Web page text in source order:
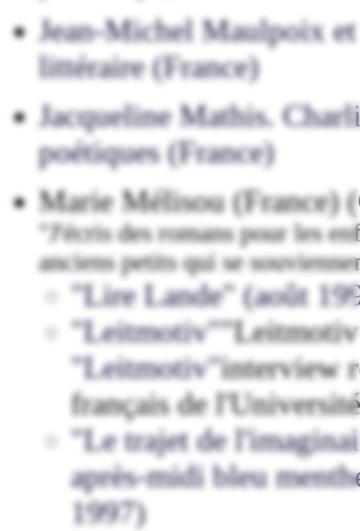
Jean-Michel Maulpoix
littéraire (France)
Jacqueline Mathis.
poétiques (France)
Marie Mélisou (France)
"J'écris des romans pour les
anciens petits qui se
"Lire Lande" (août
"Leitmotiv"
"Leitmotiv"interview
français de
"Le trajet de
après-midi bleu
1997)